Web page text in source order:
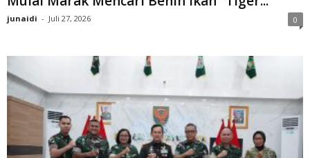
junaidi - Juli 27, 2026 0